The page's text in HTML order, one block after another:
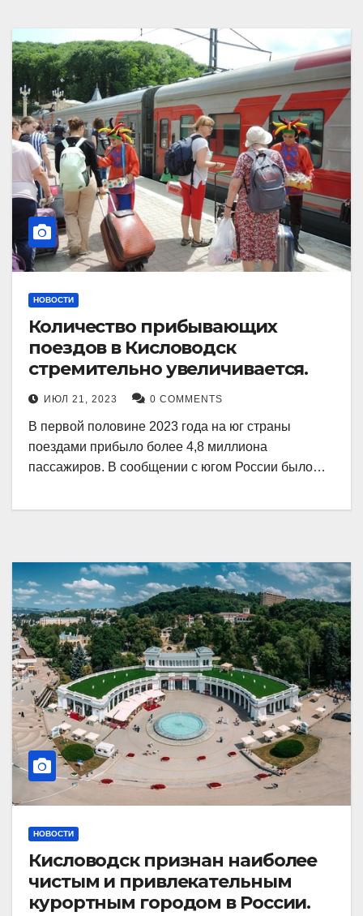
НОВОСТИ
Количество прибывающих
поездов в Кисловодск
стремительно увеличивается.
ИЮЛ 21, 2023 0 COMMENTS
В первой половине 2023 года на юг страны
поездами прибыло более 4,8 миллиона
пассажиров. В сообщении с югом России было…
НОВОСТИ
Кисловодск признан наиболее
чистым и привлекательным
курортным городом в России.